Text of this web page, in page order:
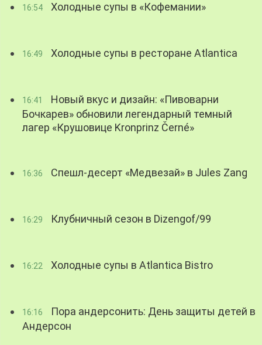
16:54 Холодные супы в «Кофемании»
16:49 Холодные супы в ресторане Atlantica
16:41
Новый вкус и дизайн: «Пивоварни
Бочкарев» обновили легендарный темный
лагер «Крушовице Kronprinz Černé»
16:36 Спешл-десерт «Медвезай» в Jules Zang
16:29 Клубничный сезон в Dizengof/99
16:22 Холодные супы в Atlantica Bistro
16:16
Пора андерсонить: День защиты детей в
Андерсон